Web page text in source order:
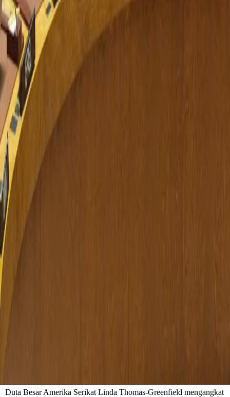
Duta Besar Amerika Serikat Linda Thomas-Greenfield mengangkat